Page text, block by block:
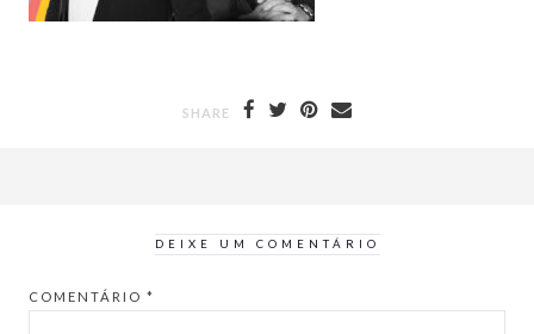
SHARE
DEIXE UM COMENTÁRIO
COMENTÁRIO *